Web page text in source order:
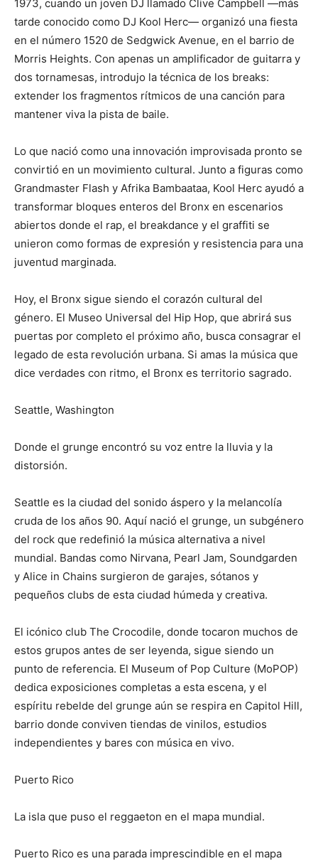
1973, cuando un joven DJ llamado Clive Campbell —más
tarde conocido como DJ Kool Herc— organizó una fiesta
en el número 1520 de Sedgwick Avenue, en el barrio de
Morris Heights. Con apenas un amplificador de guitarra y
dos tornamesas, introdujo la técnica de los breaks:
extender los fragmentos rítmicos de una canción para
mantener viva la pista de baile.
Lo que nació como una innovación improvisada pronto se
convirtió en un movimiento cultural. Junto a figuras como
Grandmaster Flash y Afrika Bambaataa, Kool Herc ayudó a
transformar bloques enteros del Bronx en escenarios
abiertos donde el rap, el breakdance y el graffiti se
unieron como formas de expresión y resistencia para una
juventud marginada.
Hoy, el Bronx sigue siendo el corazón cultural del
género. El Museo Universal del Hip Hop, que abrirá sus
puertas por completo el próximo año, busca consagrar el
legado de esta revolución urbana. Si amas la música que
dice verdades con ritmo, el Bronx es territorio sagrado.
Seattle, Washington
Donde el grunge encontró su voz entre la lluvia y la
distorsión.
Seattle es la ciudad del sonido áspero y la melancolía
cruda de los años 90. Aquí nació el grunge, un subgénero
del rock que redefinió la música alternativa a nivel
mundial. Bandas como Nirvana, Pearl Jam, Soundgarden
y Alice in Chains surgieron de garajes, sótanos y
pequeños clubs de esta ciudad húmeda y creativa.
El icónico club The Crocodile, donde tocaron muchos de
estos grupos antes de ser leyenda, sigue siendo un
punto de referencia. El Museum of Pop Culture (MoPOP)
dedica exposiciones completas a esta escena, y el
espíritu rebelde del grunge aún se respira en Capitol Hill,
barrio donde conviven tiendas de vinilos, estudios
independientes y bares con música en vivo.
Puerto Rico
La isla que puso el reggaeton en el mapa mundial.
Puerto Rico es una parada imprescindible en el mapa